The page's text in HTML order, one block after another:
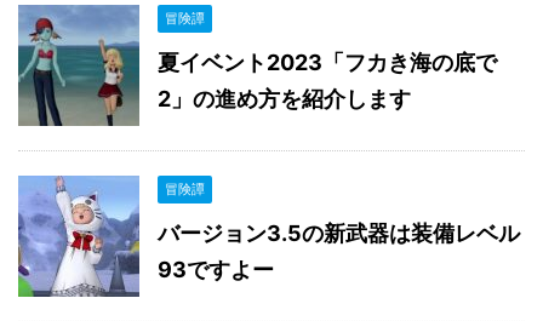
冒険譚
夏イベント2023「フカき海の底で
2」の進め方を紹介します
冒険譚
バージョン3.5の新武器は装備レベル
93ですよー